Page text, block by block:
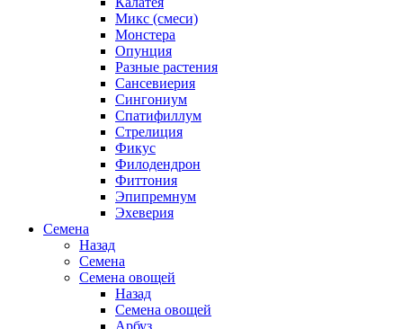
Микс (смеси)
Монстера
Опунция
Разные растения
Сансевиерия
Сингониум
Спатифиллум
Стрелиция
Фикус
Филодендрон
Фиттония
Эпипремнум
Эхеверия
Семена
Назад
Семена
Семена овощей
Назад
Семена овощей
Арбуз